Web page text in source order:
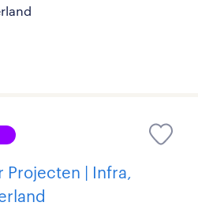
Projecten | Infra,